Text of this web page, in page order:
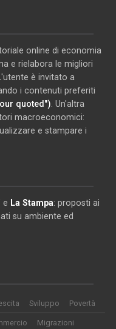
online di economia
e rielabora le migliori
è invitato a
i contenuti preferiti
quoted") . Un'altra
macroeconomici:
e stampare i
e La Stampa: proposti ai
su ambiente ed
Sviluppo Povertà
Migrazioni